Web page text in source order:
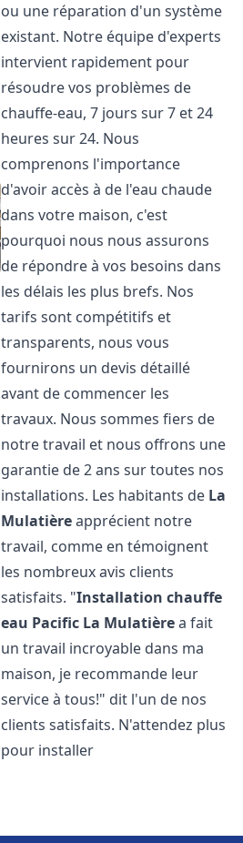
ou une réparation d'un système
existant. Notre équipe d'experts
intervient rapidement pour
résoudre vos problèmes de
chauffe-eau, 7 jours sur 7 et 24
heures sur 24. Nous
comprenons l'importance
d'avoir accès à de l'eau chaude
dans votre maison, c'est
pourquoi nous nous assurons
de répondre à vos besoins dans
les délais les plus brefs. Nos
tarifs sont compétitifs et
transparents, nous vous
fournirons un devis détaillé
avant de commencer les
travaux. Nous sommes fiers de
notre travail et nous offrons une
garantie de 2 ans sur toutes nos
installations. Les habitants de La
Mulatièreapprécient notre
travail, comme en témoignent
les nombreux avis clients
satisfaits. "Installation chauffe
eau Pacific La Mulatièrea fait
un travail incroyable dans ma
maison, je recommande leur
service à tous!" dit l'un de nos
clients satisfaits. N'attendez plus
pour installer